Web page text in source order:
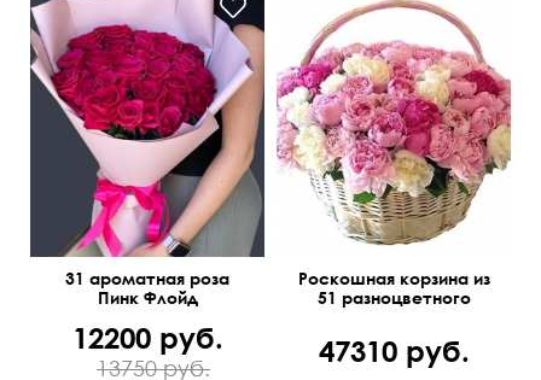
55 см 40 см
31 ароматная роза
Пинк Флойд
12200 руб.
13750 руб.
45 см 60 см
Роскошная корзина из
51 разноцветного
47310 руб.